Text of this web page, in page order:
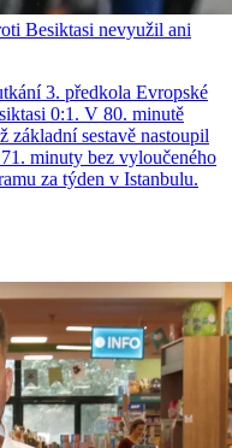
Besiktasi nevyužil ani
3. předkola Evropské
0:1. V 80. minutě
sestavě nastoupil
minuty bez vyloučeného
za týden v Istanbulu.